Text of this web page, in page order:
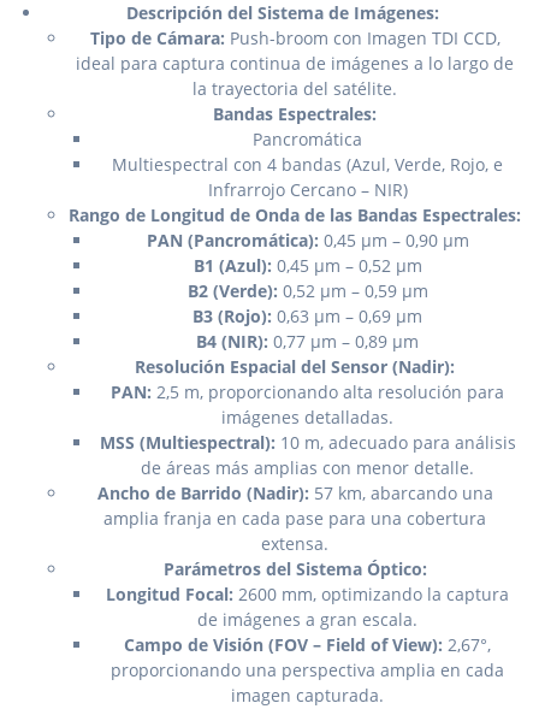
Descripción del Sistema de Imágenes:
Tipo de Cámara: Push-broom con Imagen TDI CCD,
ideal para captura continua de imágenes a lo largo de
la trayectoria del satélite.
Bandas Espectrales:
Pancromática
Multiespectral con 4 bandas (Azul, Verde, Rojo, e
Infrarrojo Cercano – NIR)
Rango de Longitud de Onda de las Bandas Espectrales:
PAN (Pancromática): 0,45 μm – 0,90 μm
B1 (Azul): 0,45 μm – 0,52 μm
B2 (Verde): 0,52 μm – 0,59 μm
B3 (Rojo): 0,63 μm – 0,69 μm
B4 (NIR): 0,77 μm – 0,89 μm
Resolución Espacial del Sensor (Nadir):
PAN: 2,5 m, proporcionando alta resolución para
imágenes detalladas.
MSS (Multiespectral): 10 m, adecuado para análisis
de áreas más amplias con menor detalle.
Ancho de Barrido (Nadir): 57 km, abarcando una
amplia franja en cada pase para una cobertura
extensa.
Parámetros del Sistema Óptico:
Longitud Focal: 2600 mm, optimizando la captura
de imágenes a gran escala.
Campo de Visión (FOV – Field of View): 2,67°,
proporcionando una perspectiva amplia en cada
imagen capturada.